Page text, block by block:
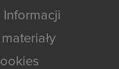
Informacji